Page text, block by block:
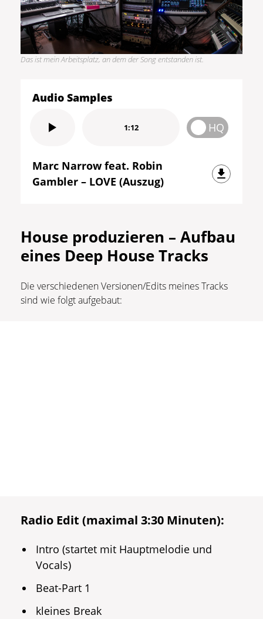
Das ist mein Arbeitsplatz, an dem der Song entstanden ist.
Audio Samples
1:12 HQ
Marc Narrow feat. Robin
Gambler – LOVE (Auszug)
House produzieren – Aufbau
eines Deep House Tracks
Die verschiedenen Versionen/Edits meines Tracks
sind wie folgt aufgebaut:
Radio Edit (maximal 3:30 Minuten):
Intro (startet mit Hauptmelodie und
Vocals)
Beat-Part 1
kleines Break